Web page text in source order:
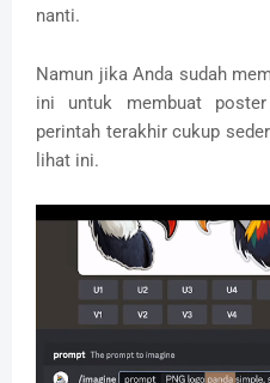
nanti.
Namun jika Anda sudah
ini untuk membuat
perintah terakhir cukup
lihat ini.